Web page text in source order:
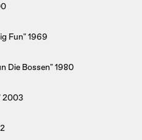
Fun" 1969
Die Bossen" 1980
2003